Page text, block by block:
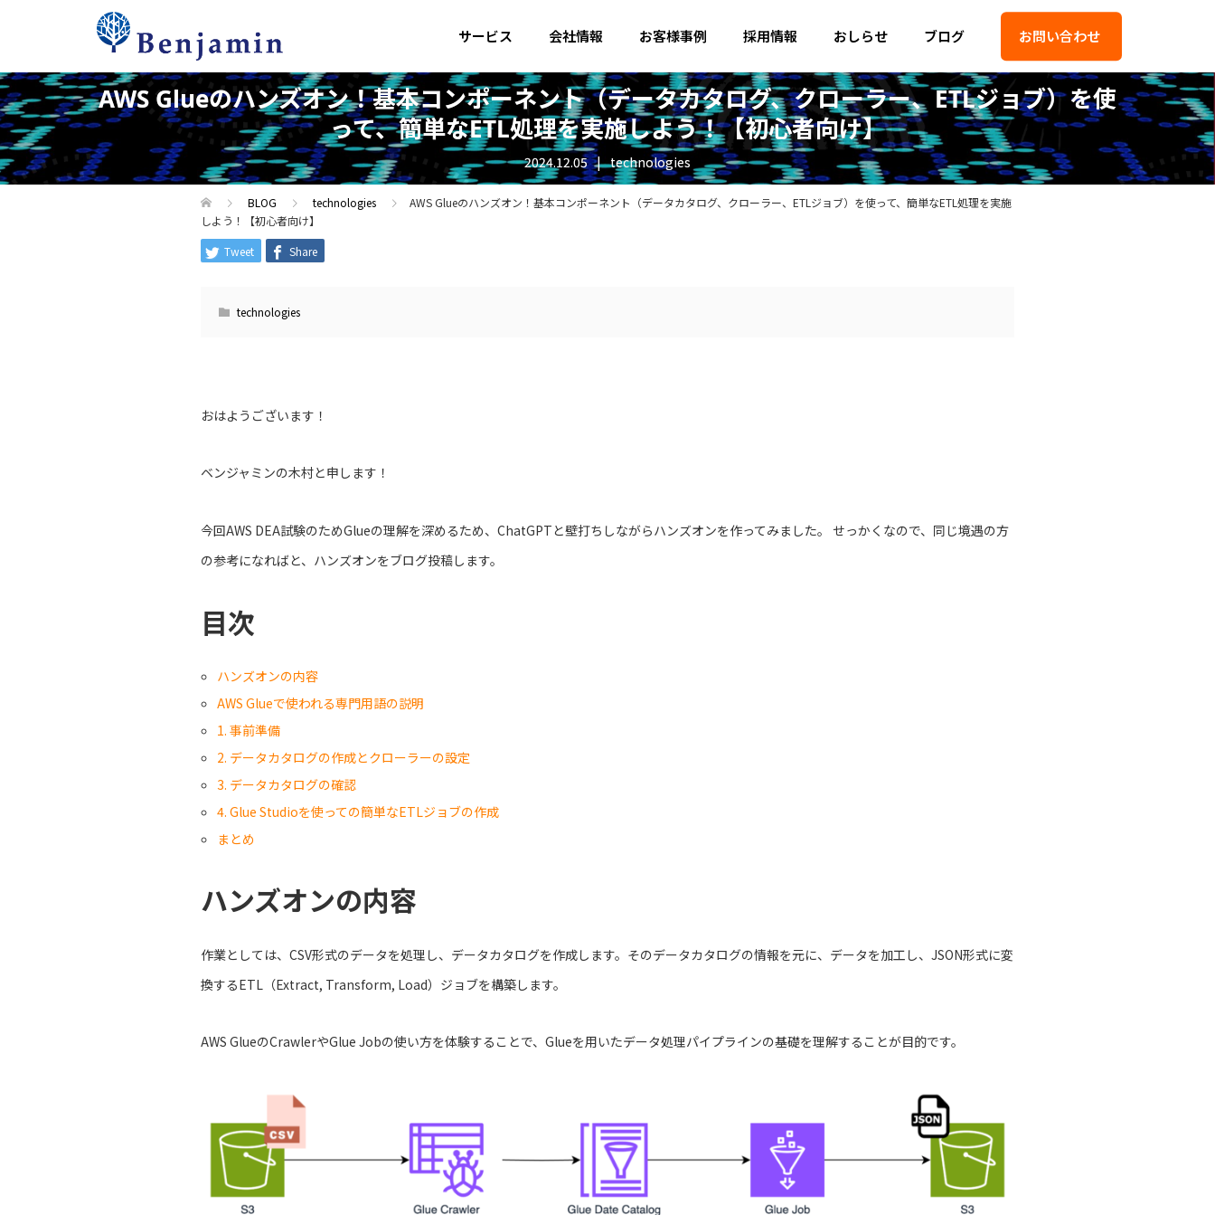
サービス 会社情報 お客様事例 採用情報 おしらせ ブログ お問い合わせ
AWS Glueのハンズオン！基本コンポーネント（データカタログ、クローラー、ETLジョブ）を使
って、簡単なETL処理を実施しよう！【初心者向け】
2024.12.05 technologies
BLOG technologies
AWS Glueのハンズオン！基本コンポーネント（データカタログ、クローラー、ETLジョブ）を使って、簡単なETL処理を実施
しよう！【初心者向け】
Tweet
Share
technologies
おはようございます！
ベンジャミンの木村と申します！
今回AWS DEA試験のためGlueの理解を深めるため、ChatGPTと壁打ちしながらハンズオンを作ってみました。 せっかくなので、同じ境遇の方
の参考になればと、ハンズオンをブログ投稿します。
目次
ハンズオンの内容
AWS Glueで使われる専門用語の説明
1. 事前準備
2. データカタログの作成とクローラーの設定
3. データカタログの確認
4. Glue Studioを使っての簡単なETLジョブの作成
まとめ
ハンズオンの内容
作業としては、CSV形式のデータを処理し、データカタログを作成します。そのデータカタログの情報を元に、データを加工し、JSON形式に変
換するETL（Extract, Transform, Load）ジョブを構築します。
AWS GlueのCrawlerやGlue Jobの使い方を体験することで、Glueを用いたデータ処理パイプラインの基礎を理解することが目的です。